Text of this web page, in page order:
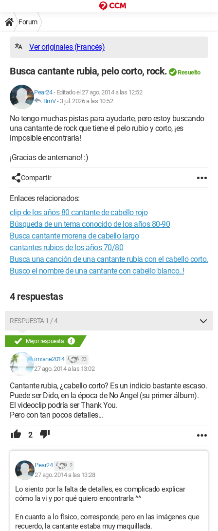
Forum
Ver originales (Francés)
Busca cantante rubia, pelo corto, rock. Resuelto
Pear24- Editado el 27 ago. 2014 a las 12:52
BmV- 3 jul. 2026 a las 10:52
No tengo muchas pistas para ayudarte, pero estoy buscando
una cantante de rock que tiene el pelo rubio y corto, ¡es
imposible encontrarla!
¡Gracias de antemano! :)
Compartir
Enlaces relacionados:
clip de los años 80 cantante de cabello rojo
Búsqueda de un tema conocido de los años 80-90
Busca cantante morena de cabello largo
cantantes rubios de los años 70/80
Busca una canción de una cantante rubia con el cabello corto.
Busco el nombre de una cantante con cabello blanco..!
4 respuestas
RESPUESTA 1 / 4
Mejor respuesta
imrane2014 23
27 ago. 2014 a las 13:02
Cantante rubia, ¿cabello corto? Es un indicio bastante escaso.
Puede ser Dido, en la época de No Angel (su primer álbum).
El videoclip podría ser Thank You.
Pero con tan pocos detalles...
2
Pear24 2
27 ago. 2014 a las 13:28
Lo siento por la falta de detalles, es complicado explicar
cómo la vi y por qué quiero encontrarla ^^
En cuanto a lo físico, corresponde, pero en las imágenes que
recuerdo, la cantante estaba muy maquillada.